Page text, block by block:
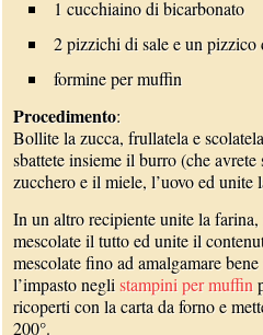
1 cucchiaino di bicarbonato
2 pizzichi di sale e un pizzico
formine per muffin
Procedimento:
Bollite la zucca, frullatela e
sbattete insieme il burro (che
zucchero e il miele, l’uovo ed unite
In un altro recipiente unite la
mescolate il tutto ed unite il
mescolate fino ad amalgamare
l’impasto neglistampini per muffin
ricoperti con la carta da forno e
200°.